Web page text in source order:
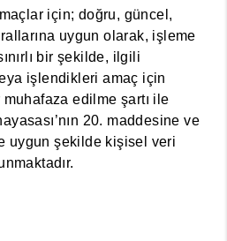
için; doğru, güncel,
uygun olarak, işleme
bir şekilde, ilgili
işlendikleri amaç için
edilme şartı ile
20. maddesine ve
uygun şekilde kişisel veri